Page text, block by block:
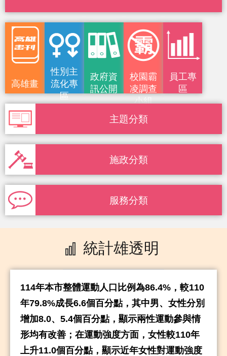
高雄畫
刊
性別主
流化專
區
政府資
訊公開
校園霸
凌調查
小組
員工專
區
主題分類
施政分類
服務分類
統計雄透明
114年本市整體運動人口比例為86.4%，較110
年79.8%成長6.6個百分點，其中男、女性分別
增加8.0、5.4個百分點，顯示兩性運動參與情
形均有改善；在運動強度方面，女性較110年
上升11.0個百分點，顯示近年女性對運動強度